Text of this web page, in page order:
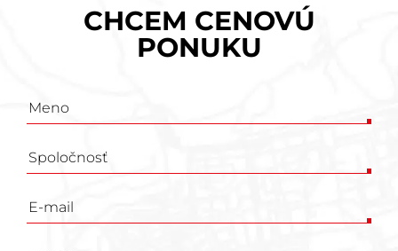
CHCEM CENOVÚ
PONUKU
Poptávkový